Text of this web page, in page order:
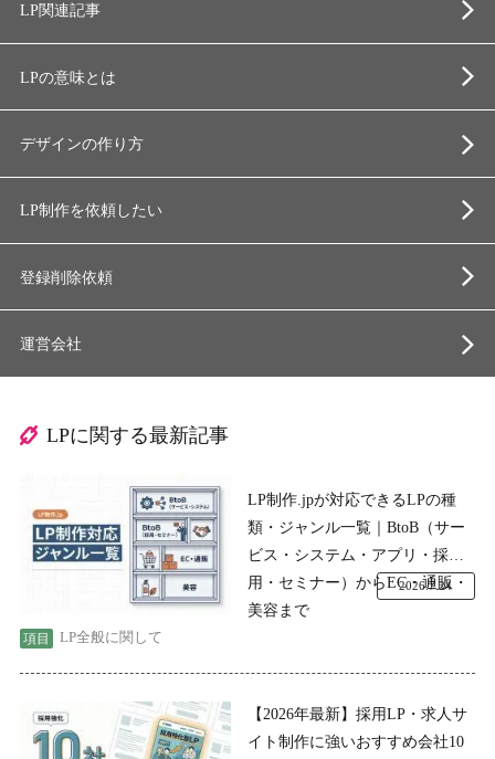
LP関連記事
LPの意味とは
デザインの作り方
LP制作を依頼したい
登録削除依頼
運営会社
LPに関する最新記事
LP制作.jpが対応できるLPの種
類・ジャンル一覧｜BtoB（サー
ビス・システム・アプリ・採
用・セミナー）からEC・通販・
美容まで
LP全般に関して
2026.7.24
【2026年最新】採用LP・求人サ
イト制作に強いおすすめ会社10